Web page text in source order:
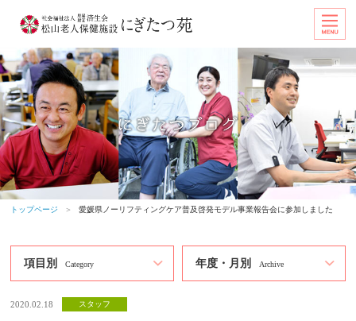
トップページ ＞ 愛媛県ノーリフティングケア普及啓発モデル事業報告会に参加しました
項目別 Category 年度・月別 Archive
2020.02.18 スタッフ